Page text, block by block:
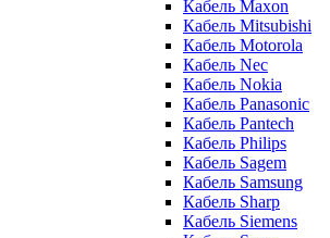
Кабель Maxon
Кабель Mitsubishi
Кабель Motorola
Кабель Nec
Кабель Nokia
Кабель Panasonic
Кабель Pantech
Кабель Philips
Кабель Sagem
Кабель Samsung
Кабель Sharp
Кабель Siemens